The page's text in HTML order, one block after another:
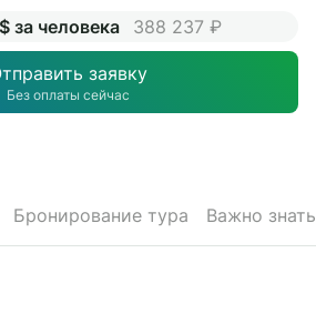
за человека 388 237 ₽
заявку
Без оплаты сейчас
Бронирование тура Важно знать